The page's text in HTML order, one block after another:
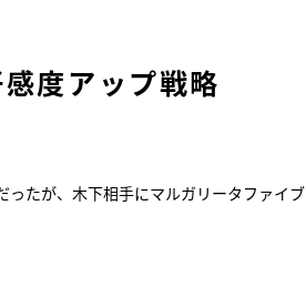
度アップ戦略
たが、木下相手にマルガリータファイブ